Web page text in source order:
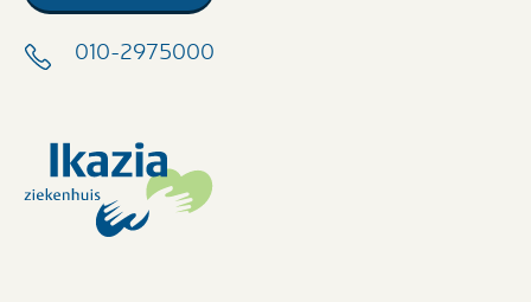
010-2975000